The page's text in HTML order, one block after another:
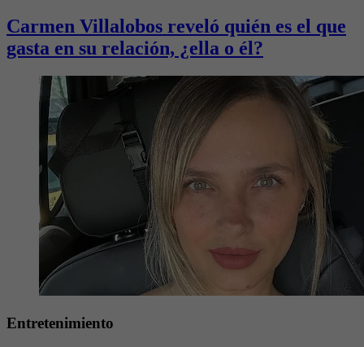
Carmen Villalobos reveló quién es el que
gasta en su relación, ¿ella o él?
Entretenimiento